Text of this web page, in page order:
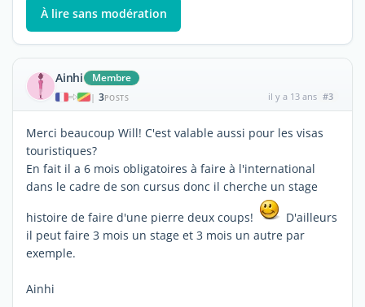
À lire sans modération
Ainhi Membre
| 3POSTS il y a 13 ans #3
Merci beaucoup Will! C'est valable aussi pour les visas
touristiques?
En fait il a 6 mois obligatoires à faire à l'international
dans le cadre de son cursus donc il cherche un stage
histoire de faire d'une pierre deux coups!
D'ailleurs
il peut faire 3 mois un stage et 3 mois un autre par
exemple.
Ainhi